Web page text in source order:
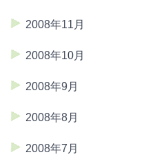
2008年11月
2008年10月
2008年9月
2008年8月
2008年7月